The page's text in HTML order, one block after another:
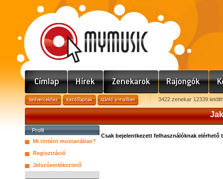
3422 zenekar 12339
Profil
Mi történt mostanában?
Regisztráció
Jelszóemlékeztető
Csak bejelentkezett felhasználóknak elérhető